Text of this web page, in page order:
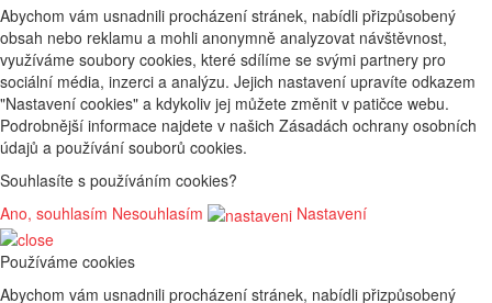
Abychom vám usnadnili procházení stránek, nabídli přizpůsobený
obsah nebo reklamu a mohli anonymně analyzovat návštěvnost,
využíváme soubory cookies, které sdílíme se svými partnery pro
sociální média, inzerci a analýzu. Jejich nastavení upravíte odkazem
"Nastavení cookies" a kdykoliv jej můžete změnit v patičce webu.
Podrobnější informace najdete v našich Zásadách ochrany osobních
údajů a používání souborů cookies.
Souhlasíte s používáním cookies?
Ano, souhlasím Nesouhlasím Nastavení
Používáme cookies
Abychom vám usnadnili procházení stránek, nabídli přizpůsobený